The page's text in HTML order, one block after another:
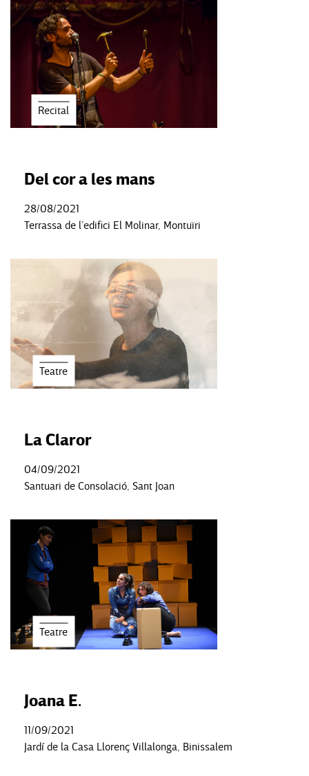
Recital
Del cor a les mans
28/08/2021
Terrassa de l’edifici El Molinar, Montuïri
Teatre
La Claror
04/09/2021
Santuari de Consolació, Sant Joan
Teatre
Joana E.
11/09/2021
Jardí de la Casa Llorenç Villalonga, Binissalem